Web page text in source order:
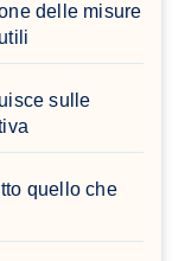
delle misure
sulle
quello che